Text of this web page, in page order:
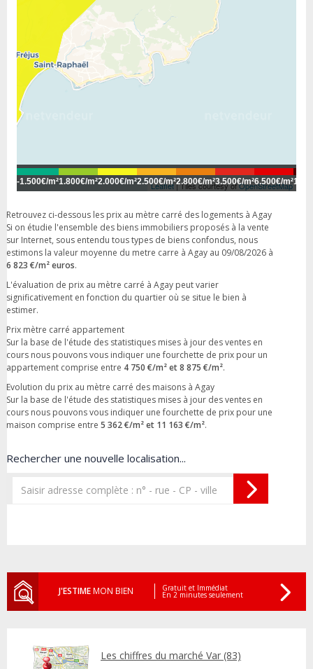
Leaflet| Tiles courtesy ofOpenStreetMap
-1.500€/m²1.800€/m²2.000€/m²2.500€/m²2.800€/m²3.500€/m²6.500€/m²
Retrouvez ci-dessous les prix au mètre carré des logements à Agay
Si on étudie l'ensemble des biens immobiliers proposés à la vente
sur Internet, sous entendu tous types de biens confondus, nous
estimons la valeur moyenne du metre carre à Agay au 09/08/2026 à
6 823 €/m² euros.
L'évaluation de prix au mètre carré à Agay peut varier
significativement en fonction du quartier où se situe le bien à
estimer.
Prix mètre carré appartement
Sur la base de l'étude des statistiques mises à jour des ventes en
cours nous pouvons vous indiquer une fourchette de prix pour un
appartement comprise entre 4 750 €/m² et 8 875 €/m².
Evolution du prix au mètre carré des maisons à Agay
Sur la base de l'étude des statistiques mises à jour des ventes en
cours nous pouvons vous indiquer une fourchette de prix pour une
maison comprise entre 5 362 €/m² et 11 163 €/m².
Rechercher une nouvelle localisation...
J'ESTIMEMON BIEN Gratuit et Immédiat
En 2 minutes seulement
Les chiffres du marché Var (83)